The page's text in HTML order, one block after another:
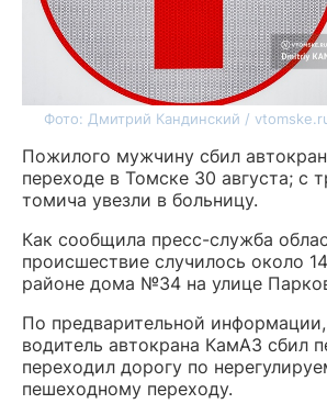
Фото: Дмитрий Кандинский /
Пожилого мужчину сбил
переходе в Томске 30 августа; с
томича увезли в больницу.
Как сообщила пресс-служба
происшествие случилось около
районе дома №34 на улице
По предварительной
водитель автокрана КамАЗ сбил
переходил дорогу по
пешеходному переходу.